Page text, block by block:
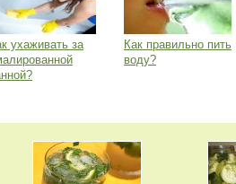
ухаживать за
Как правильно пить
воду?